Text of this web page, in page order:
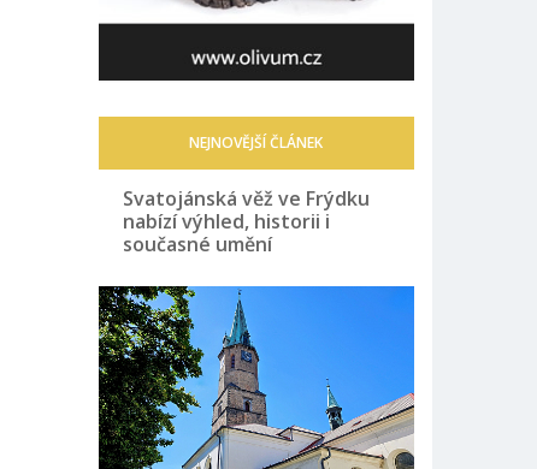
NEJNOVĚJŠÍ ČLÁNEK
Svatojánská věž ve Frýdku
nabízí výhled, historii i
současné umění